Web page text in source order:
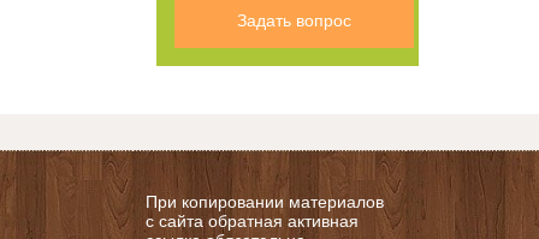
Задать вопрос
При копировании материалов
с сайта обратная активная